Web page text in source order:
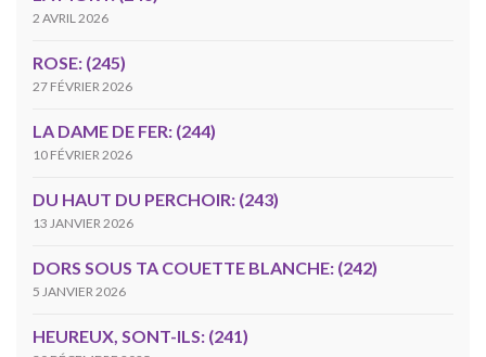
2 AVRIL 2026
ROSE: (245)
27 FÉVRIER 2026
LA DAME DE FER: (244)
10 FÉVRIER 2026
DU HAUT DU PERCHOIR: (243)
13 JANVIER 2026
DORS SOUS TA COUETTE BLANCHE: (242)
5 JANVIER 2026
HEUREUX, SONT-ILS: (241)